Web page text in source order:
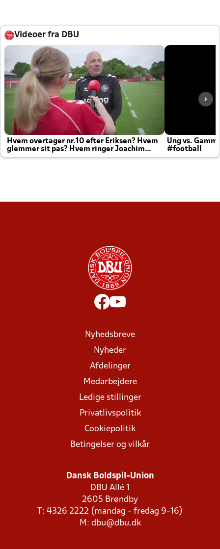
Videoer fra DBU
Hvem overtager nr.10 efter Eriksen? Hvem
glemmer sit pas? Hvem ringer Joachim
altid til efter kampe?
Ung vs.
#football
Nyhedsbreve
Nyheder
Afdelinger
Medarbejdere
Ledige stillinger
Privatlivspolitik
Cookiepolitik
Betingelser og vilkår
Dansk Boldspil-Union
DBU Allé 1
2605 Brøndby
T: 4326 2222 (mandag - fredag 9-16)
M: dbu@dbu.dk